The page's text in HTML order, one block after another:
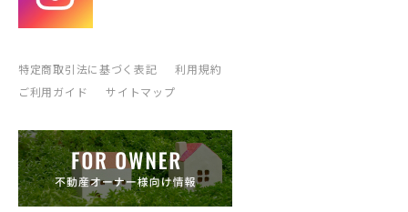
特定商取引法に基づく表記
利用規約
ご利用ガイド
サイトマップ